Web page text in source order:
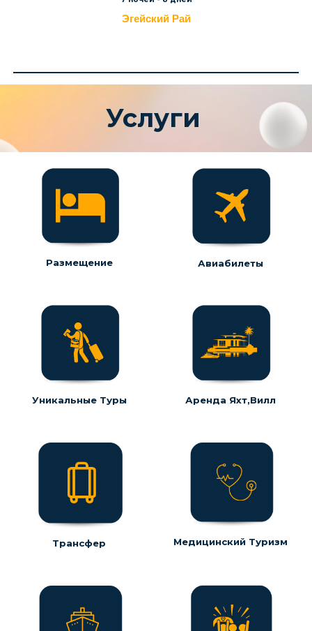
Эгейский Рай
Услуги
Размещение Авиабилеты
Уникальные Туры Аренда Яхт,Вилл
Трансфер Медицинский Туризм